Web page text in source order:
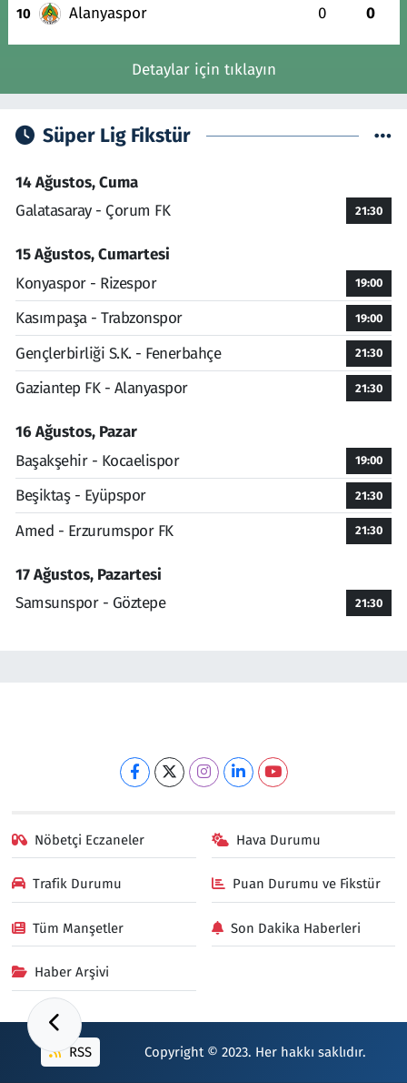
10 Alanyaspor 0 0
Detaylar için tıklayın
Süper Lig Fikstür
14 Ağustos, Cuma
Galatasaray - Çorum FK
21:30
15 Ağustos, Cumartesi
Konyaspor - Rizespor
19:00
Kasımpaşa - Trabzonspor 19:00
Gençlerbirliği S.K. - Fenerbahçe 21:30
Gaziantep FK - Alanyaspor 21:30
16 Ağustos, Pazar
Başakşehir - Kocaelispor
19:00
Beşiktaş - Eyüpspor 21:30
Amed - Erzurumspor FK 21:30
17 Ağustos, Pazartesi
Samsunspor - Göztepe
21:30
Nöbetçi Eczaneler Hava Durumu
Trafik Durumu Puan Durumu ve Fikstür
Tüm Manşetler Son Dakika Haberleri
Haber Arşivi
RSS Copyright © 2023. Her hakkı saklıdır.